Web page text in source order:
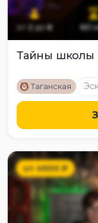
от 2до8 60
Тайны школы
M Таганская
от4900₽